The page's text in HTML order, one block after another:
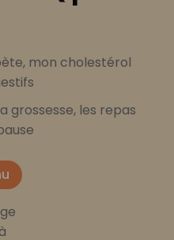
mon cholestérol
grossesse, les repas